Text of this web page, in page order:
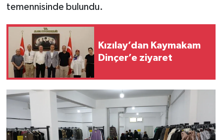
temennisinde bulundu.
Kızılay’dan Kaymakam
Dinçer’e ziyaret